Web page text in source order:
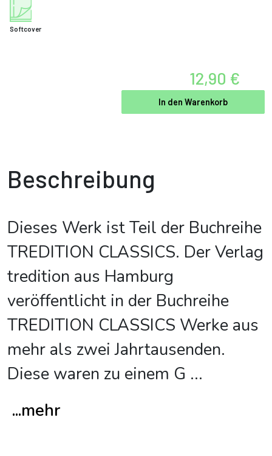
Softcover
12,90 €
In den Warenkorb
Beschreibung
Dieses Werk ist Teil der Buchreihe
TREDITION CLASSICS. Der Verlag
tredition aus Hamburg
veröffentlicht in der Buchreihe
TREDITION CLASSICS Werke aus
mehr als zwei Jahrtausenden.
Diese waren zu einem G ...
...mehr